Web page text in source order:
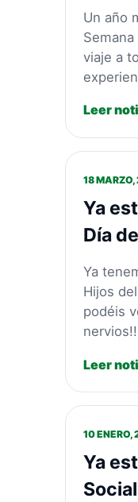
Un año
viaje a
Leer
18 MARZO,
Ya
Día
Ya
Hijos
podéis
nervios!!
Leer
10
Ya